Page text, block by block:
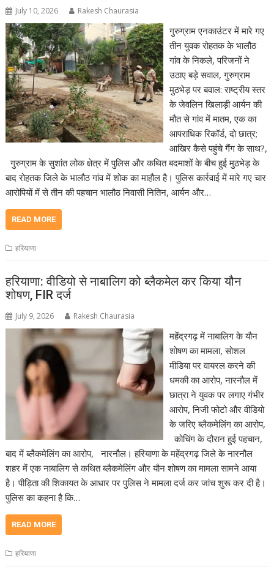
July 10, 2026 Rakesh Chaurasia
गुरुग्राम एनकाउंटर में मारे गए
तीन युवक रोहतक के भालौठ
गांव के निकले, परिजनों ने
उठाए बड़े सवाल, गुरुग्राम
मुठभेड़ पर बवाल: राष्ट्रीय स्तर
के जेवलिन खिलाड़ी आर्यन की
मौत से गांव में मातम, एक का
आपराधिक रिकॉर्ड, दो छात्र;
आखिर कैसे पहुंचे गैंग के साथ?,
गुरुग्राम के सुशांत लोक क्षेत्र में पुलिस और कथित बदमाशों के बीच हुई मुठभेड़ के
बाद रोहतक जिले के भालौठ गांव में शोक का माहौल है। पुलिस कार्रवाई में मारे गए चार
आरोपियों में से तीन की पहचान भालौठ निवासी नितिन, आर्यन और…
READ MORE
हरियाणा
हरियाणा: वीडियो से नाबालिग को ब्लैकमेल कर किया यौन
शोषण, FIR दर्ज
July 9, 2026 Rakesh Chaurasia
महेंद्रगढ़ में नाबालिग के यौन
शोषण का मामला, सोशल
मीडिया पर वायरल करने की
धमकी का आरोप, नारनौल में
छात्रा ने युवक पर लगाए गंभीर
आरोप, निजी फोटो और वीडियो
के जरिए ब्लैकमेलिंग का आरोप,
कोचिंग के दौरान हुई पहचान,
बाद में ब्लैकमेलिंग का आरोप, नारनौल। हरियाणा के महेंद्रगढ़ जिले के नारनौल
शहर में एक नाबालिग से कथित ब्लैकमेलिंग और यौन शोषण का मामला सामने आया
है। पीड़िता की शिकायत के आधार पर पुलिस ने मामला दर्ज कर जांच शुरू कर दी है।
पुलिस का कहना है कि…
READ MORE
हरियाणा